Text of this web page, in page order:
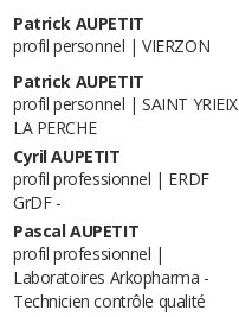
Patrick AUPETIT
profil personnel | VIERZON
Patrick AUPETIT
profil personnel | SAINT YRIEIX
LA PERCHE
Cyril AUPETIT
profil professionnel | ERDF
GrDF -
Pascal AUPETIT
profil professionnel |
Laboratoires Arkopharma -
Technicien contrôle qualité